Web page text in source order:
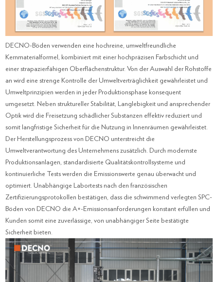
DECNO-Böden verwenden eine hochreine, umweltfreundliche
Kernmaterialformel, kombiniert mit einer hochpräzisen Farbschicht und
einer strapazierfähigen Oberflächenstruktur. Von der Auswahl der Rohstoffe
an wird eine strenge Kontrolle der Umweltverträglichkeit gewährleistet und
Umweltprinzipien werden in jeder Produktionsphase konsequent
umgesetzt. Neben struktureller Stabilität, Langlebigkeit und ansprechender
Optik wird die Freisetzung schädlicher Substanzen effektiv reduziert und
somit langfristige Sicherheit für die Nutzung in Innenräumen gewährleistet.
Der Herstellungsprozess von DECNO unterstreicht die
Umweltverantwortung des Unternehmens zusätzlich. Durch modernste
Produktionsanlagen, standardisierte Qualitätskontrollsysteme und
kontinuierliche Tests werden die Emissionswerte genau überwacht und
optimiert. Unabhängige Labortests nach den französischen
Zertifizierungsprotokollen bestätigen, dass die schwimmend verlegten SPC-
Böden von DECNO die A+-Emissionsanforderungen konstant erfüllen und
Kunden somit eine zuverlässige, von unabhängiger Seite bestätigte
Sicherheit bieten.